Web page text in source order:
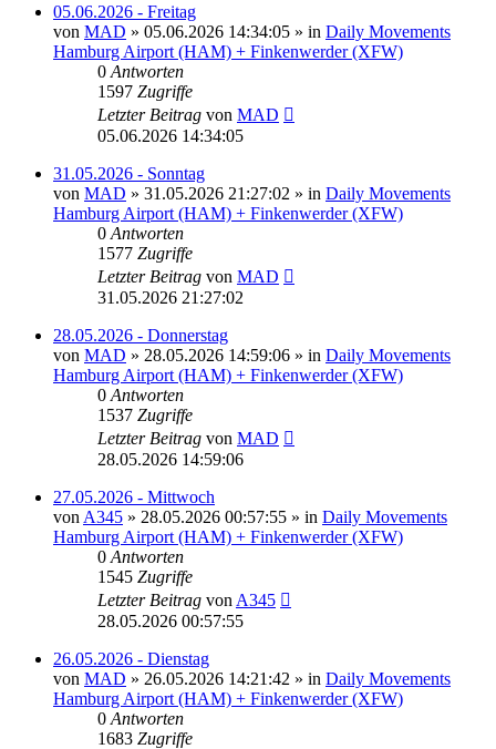
05.06.2026 - Freitag
von MAD » 05.06.2026 14:34:05 » in Daily Movements
Hamburg Airport (HAM) + Finkenwerder (XFW)
0 Antworten
1597 Zugriffe
Letzter Beitrag von MAD
05.06.2026 14:34:05
31.05.2026 - Sonntag
von MAD » 31.05.2026 21:27:02 » in Daily Movements
Hamburg Airport (HAM) + Finkenwerder (XFW)
0 Antworten
1577 Zugriffe
Letzter Beitrag von MAD
31.05.2026 21:27:02
28.05.2026 - Donnerstag
von MAD » 28.05.2026 14:59:06 » in Daily Movements
Hamburg Airport (HAM) + Finkenwerder (XFW)
0 Antworten
1537 Zugriffe
Letzter Beitrag von MAD
28.05.2026 14:59:06
27.05.2026 - Mittwoch
von A345 » 28.05.2026 00:57:55 » in Daily Movements
Hamburg Airport (HAM) + Finkenwerder (XFW)
0 Antworten
1545 Zugriffe
Letzter Beitrag von A345
28.05.2026 00:57:55
26.05.2026 - Dienstag
von MAD » 26.05.2026 14:21:42 » in Daily Movements
Hamburg Airport (HAM) + Finkenwerder (XFW)
0 Antworten
1683 Zugriffe